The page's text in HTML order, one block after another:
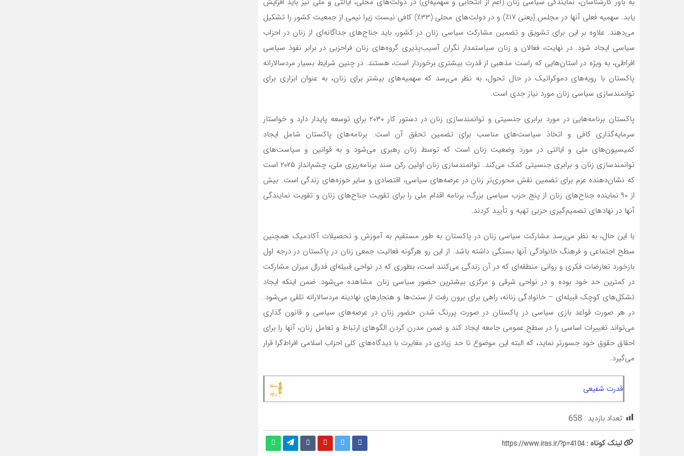
یابد. سهمیه فعلی آنها در مجلس (یعنی ۱۷٪) و در دولت‌های محلی (۳۳٪) کافی نیست زیرا نیمی از جمعیت کشور را تشکیل
می‌دهند. علاوه بر این برای تشویق و تضمین مشارکت سیاسی زنان در کشور، باید جناح‌های جداگانه‌ای از زنان در احزاب
سیاسی ایجاد شود. در نهایت، فعالان و زنان سیاستمدار نگران آسیب‌پذیری گروه‌های زنان فراحزبی در برابر نفوذ سیاسی
افراطی، به ویژه در استان‌هایی که راست مذهبی از قدرت بیشتری برخوردار است، هستند. در چنین شرایط بسیار مردسالارانه
پاکستان با رویه‌های دموکراتیک در حال تحول، به نظر می‌رسد که سهمیه‌های بیشتر برای زنان، به عنوان ابزاری برای
توانمندسازی سیاسی زنان مورد نیاز جدی است.
پاکستان برنامه‌هایی در مورد برابری جنسیتی و توانمندسازی زنان در دستور کار ۲۰۳۰ برای توسعه پایدار دارد و خواستار
سرمایه‌گذاری کافی و اتخاذ سیاست‌های مناسب برای تضمین تحقق آن است. برنامه‌های پاکستان شامل ایجاد
کمیسیون‌های ملی و ایالتی در مورد وضعیت زنان است که توسط زنان رهبری می‌شود و به قوانین و سیاست‌های
توانمندسازی زنان و برابری جنسیتی کمک می‌کند. توانمندسازی زنان اولین رکن سند برنامه‌ریزی ملی، چشم‌انداز ۲۰۲۵ است
که نشان‌دهنده عزم برای تضمین نقش محوری‌تر زنان در عرصه‌های سیاسی، اقتصادی و سایر حوزه‌های زندگی است. بیش
از ۹۰ نماینده جناح‌های زنان از پنج حزب سیاسی بزرگ، برنامه اقدام ملی را برای تقویت جناح‌های زنان و تقویت نمایندگی
آنها در نهادهای تصمیم‌گیری حزبی تهیه و تأیید کردند.
با این حال، به نظر می‌رسد مشارکت سیاسی زنان در پاکستان به طور مستقیم به آموزش و تحصیلات آکادمیک همچنین
سطح اجتماعی و فرهنگ خانوادگی آنها بستگی داشته باشد. از این رو هرگونه فعالیت جمعی زنان در پاکستان در درجه اول
بازخورد تعارضات فکری و روانی منطقه‌ای که در آن زندگی می‌کنند است، بطوری که در نواحی قبیله‌ای فدرال میزان مشارکت
در کمترین حد خود بوده و در نواحی شرقی و مرکزی بیشترین حضور سیاسی زنان مشاهده می‌شود. ضمن اینکه ایجاد
تشکل‌های کوچک قبیله‌ای – خانوادگی زنانه، راهی برای برون رفت از سنت‌ها و هنجارهای نهادینه مردسالارانه تلقی می‌شود.
در هر صورت قواعد بازی سیاسی در پاکستان در صورت پررنگ شدن حضور زنان در عرصه‌های سیاسی و قانون گذاری
می‌تواند تغییرات اساسی را در سطح عمومی جامعه ایجاد کند و ضمن مدرن کردن الگوهای ارتباط و تعامل زنان، آنها را برای
احقاق حقوق خود جسورتر نماید، که البته این موضوع تا حد زیادی در مغایرت با دیدگاه‌های کلی احزاب اسلامی افراط‌گرا قرار
می‌گیرد.
قدرت شفیعی
تعداد بازدید : 658
لینک کوتاه :https://www.iras.ir/?p=4104